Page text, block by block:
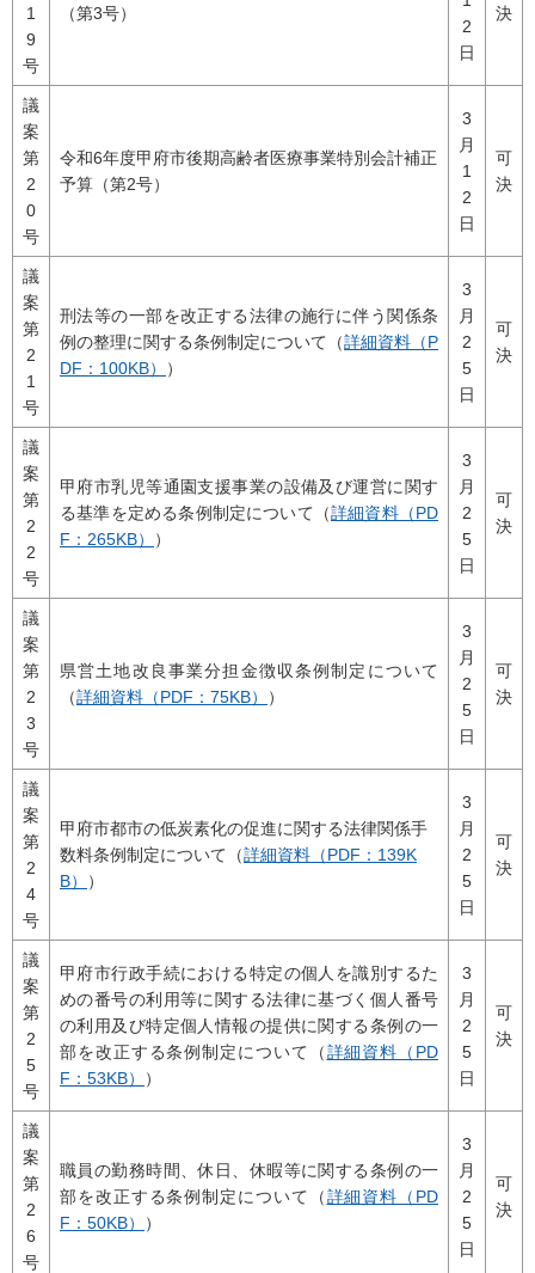
1
9
号
（第3号）
2
日
決
議
案
第
2
0
号
令和6年度甲府市後期高齢者医療事業特別会計補正
予算（第2号）
3
月
1
2
日
可
決
議
案
第
2
1
号
刑法等の一部を改正する法律の施行に伴う関係条
例の整理に関する条例制定について（詳細資料（P
DF：100KB）
）
3
月
2
5
日
可
決
議
案
第
2
2
号
甲府市乳児等通園支援事業の設備及び運営に関す
る基準を定める条例制定について（詳細資料（PD
F：265KB）
）
3
月
2
5
日
可
決
議
案
第
2
3
号
県営土地改良事業分担金徴収条例制定について
（詳細資料（PDF：75KB） ）
3
月
2
5
日
可
決
議
案
第
2
4
号
甲府市都市の低炭素化の促進に関する法律関係手
数料条例制定について（詳細資料（PDF：139K
B）
）
3
月
2
5
日
可
決
議
案
第
2
5
号
甲府市行政手続における特定の個人を識別するた
めの番号の利用等に関する法律に基づく個人番号
の利用及び特定個人情報の提供に関する条例の一
部を改正する条例制定について（詳細資料（PD
F：53KB）
）
3
月
2
5
日
可
決
議
案
第
2
6
号
職員の勤務時間、休日、休暇等に関する条例の一
部を改正する条例制定について（詳細資料（PD
F：50KB）
）
3
月
2
5
日
可
決